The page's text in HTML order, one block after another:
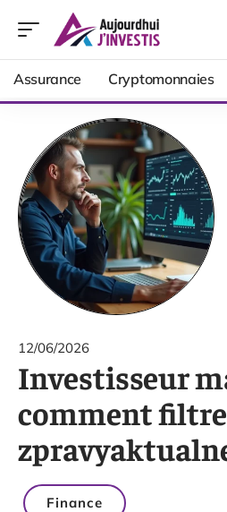
Assurance Cryptomonnaies
12/06/2026
Investisseur
comment
Finance